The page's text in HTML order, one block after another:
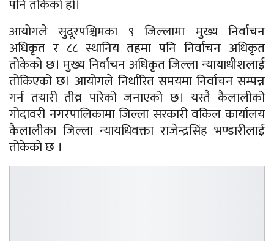
पनि तोकेको हो।
आयोगले सुदूरपश्चिमका ९ जिल्लामा मुख्य निर्वाचन
अधिकृत र ८८ स्थानिय तहमा पनि निर्वाचन अधिकृत
तोकेको छ। मुख्य निर्वाचन अधिकृत जिल्ला न्यायाधीशलाई
तोकिएको छ। आयोगले निर्धारित समयमा निर्वाचन सम्पन्न
गर्न तयारी तीव्र पारेको जनाएको छ। यस्तै कैलालीको
गोदावरी नगरपालिकामा जिल्ला सरकारी वकिल कार्यालय
कैलालीका जिल्ला न्यायधिवक्ता राजेन्द्रसिंह भण्डारीलाई
तोकेको छ ।